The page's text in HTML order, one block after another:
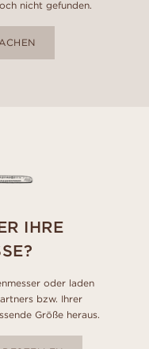
nicht gefunden.
IHRE
oder laden
bzw. Ihrer
Größe heraus.